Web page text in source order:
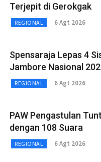
Terjepit di Gerokgak
REGIONAL 6 Agt 2026
Spensaraja Lepas 4
Jambore Nasional
REGIONAL 6 Agt 2026
PAW Pengastulan
dengan 108 Suara
REGIONAL 6 Agt 2026